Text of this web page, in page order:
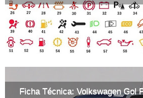
Ficha Técnica: Volkswagen Gol